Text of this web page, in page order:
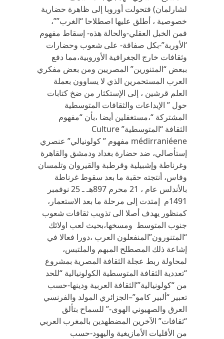
لشارلمان) فتحولت أوروبا إلى ظاهرة حضارية
خصوصية ، أطلق عليها اصطلاحا “الغرب””،
فمن الخبل العقلي-والحالة هذه- إسقاط مفهوم
‘الأوربة”-بكل صفاقة- على شعوب ‏وحضارات
وثقافات خارج الجغرافية الأوروبية،مما دفع
ببعض “المتنورين” المصريين ومن بعض مفكري
العرب المستحمرين الذي لا يساوون بعملة
العلم قرشين ، إلى الإستكثار من ضخ كتابات
حول ” ‏الإبداعات والثقافات المتوسطية
المشتركة “،مستغفلين أيضا ،بأن “مفهوم
الثقافة “المتوسطية” Culture
médirraniéene مفهوم ” كولونيالي” عنصري
إستأصالي، ضد حضارة بغداد ودمشق والقاهرة
وغرناطة وإشبيلية وقرطبة والقيروان وتلمسان
وفاس، أنتجته حقبة ما بعد ‏سقوط غرناطة
بالأندلس عام ، 21 محرم 897هـ ـ 25 نوفمبر
1491م إمتدت إلى مرحلة ما بعد الاستعمار،
كمنظور يهدف أصلا الى تذويب ثقافات شعوب
جنوب المتوسط ومسخها،بحيث لعب اولائك
“المتنورون”المنفعلون العرب ،دورا فعالا في
إشاعة ذلك المصطلح المبهم والملتبس،
لمحاولة ربط عجلة الثقافة المصرية بمشروع
“تعددية الثقافة المتوسطية الكولونيالية “للحد
من “كولونيالية”‘الثقافة العربية ‏ودينها-حسب
تعبير “ألبير كامو”–الجزائري المولد والفرنسي
العرق والصهيوني الهوى-” للسماح بتألق
“ثقافات” الآخرين المضطهدين بالمغرب العربي
من الأقليات الأمازيغية واليهود-حسب